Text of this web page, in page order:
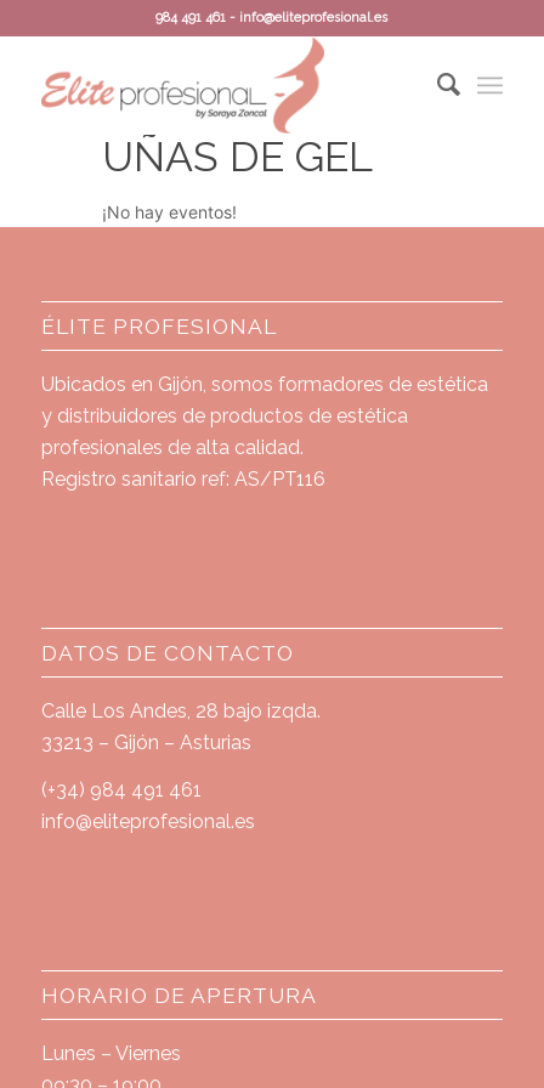
984 491 461 - info@eliteprofesional.es
UÑAS DE GEL
¡No hay eventos!
ÉLITE PROFESIONAL
Ubicados en Gijón, somos formadores de estética
y distribuidores de productos de estética
profesionales de alta calidad.
Registro sanitario ref: AS/PT116
DATOS DE CONTACTO
Calle Los Andes, 28 bajo izqda.
33213 – Gijón – Asturias
(+34) 984 491 461
info@eliteprofesional.es
HORARIO DE APERTURA
Lunes – Viernes